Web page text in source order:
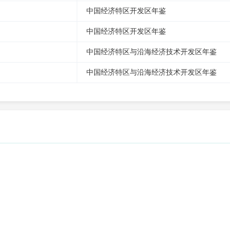
中国经济特区开发区年鉴
中国经济特区开发区年鉴
中国经济特区与沿海经济技术开发区年鉴
中国经济特区与沿海经济技术开发区年鉴